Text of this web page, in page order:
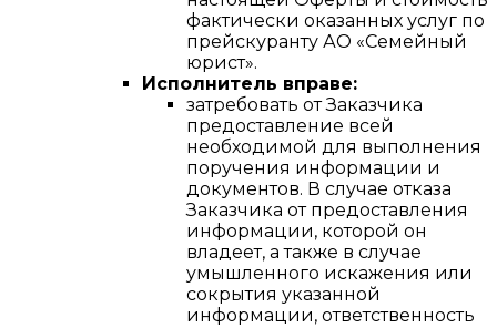
фактически оказанных услуг по
прейскуранту АО «Семейный
юрист».
Исполнитель вправе:
затребовать от Заказчика
предоставление всей
необходимой для выполнения
поручения информации и
документов. В случае отказа
Заказчика от предоставления
информации, которой он
владеет, а также в случае
умышленного искажения или
сокрытия указанной
информации, ответственность